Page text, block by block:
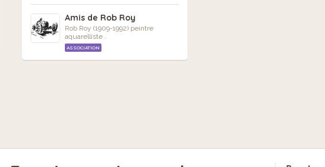
Amis de Rob Roy
Rob Roy (1909-1992) peintre
aquarelliste .
ASSOCIATION